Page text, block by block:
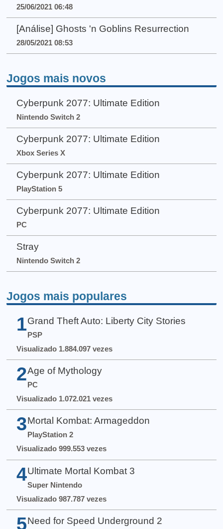
25/06/2021 06:48
[Análise] Ghosts 'n Goblins Resurrection
28/05/2021 08:53
Jogos mais novos
Cyberpunk 2077: Ultimate Edition
Nintendo Switch 2
Cyberpunk 2077: Ultimate Edition
Xbox Series X
Cyberpunk 2077: Ultimate Edition
PlayStation 5
Cyberpunk 2077: Ultimate Edition
PC
Stray
Nintendo Switch 2
Jogos mais populares
1 Grand Theft Auto: Liberty City Stories
PSP
Visualizado 1.884.097 vezes
2 Age of Mythology
PC
Visualizado 1.072.021 vezes
3 Mortal Kombat: Armageddon
PlayStation 2
Visualizado 999.553 vezes
4 Ultimate Mortal Kombat 3
Super Nintendo
Visualizado 987.787 vezes
5 Need for Speed Underground 2